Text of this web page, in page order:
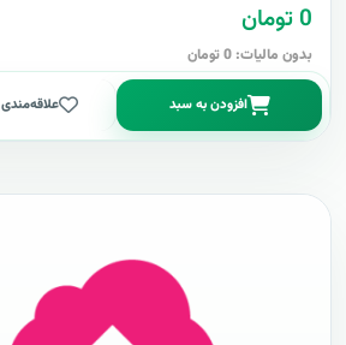
0 تومان
بدون مالیات: 0 تومان
افزودن به سبد علاقه‌مندی